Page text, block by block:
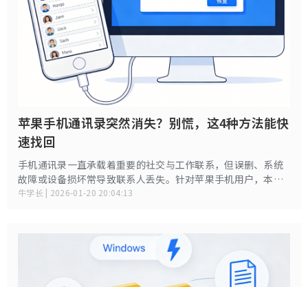
苹果手机通讯录突然消失？别慌，这4种方法能快
速找回
手机通讯录一直承载着重要的社交与工作联系，但误删、系统
故障或设备损坏常导致联系人丢失。针对苹果手机用户，本文
将系统梳理通讯录恢复的核心方法，助您高效找回珍贵数据。
牛学长 | 2026-01-20 20:04:13